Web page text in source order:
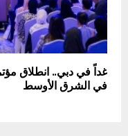
غداً في دبي.. انطلاق
في الشرق الأوسط